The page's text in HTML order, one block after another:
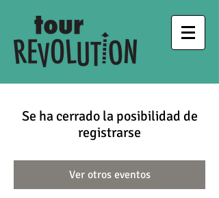
Se ha cerrado la posibilidad de
registrarse
Ver otros eventos